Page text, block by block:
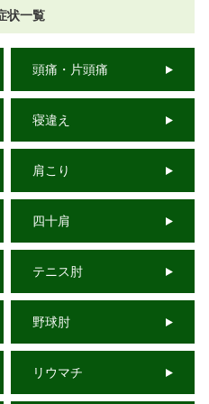
状一覧
頭痛・片頭痛
寝違え
肩こり
四十肩
テニス肘
野球肘
リウマチ